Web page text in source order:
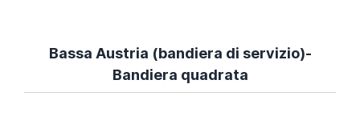
Bassa Austria (bandiera di servizio)-
Bandiera quadrata